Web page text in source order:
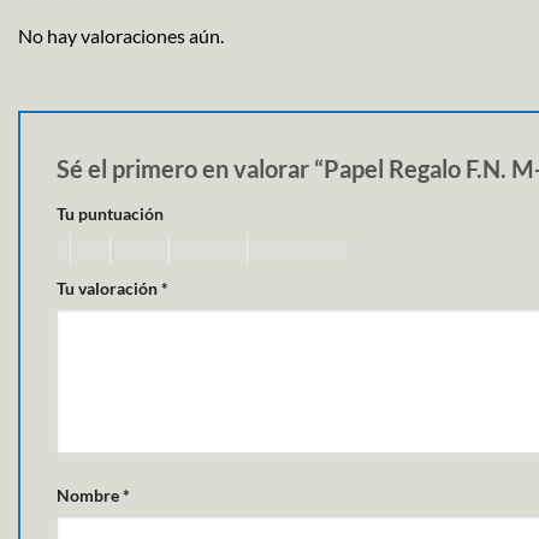
No hay valoraciones aún.
Sé el primero en valorar “Papel Regalo F.N.
Tu puntuación
Tu valoración*
Nombre*